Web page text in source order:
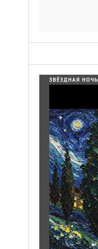
ЗВЁЗДНАЯ НОЧЬ